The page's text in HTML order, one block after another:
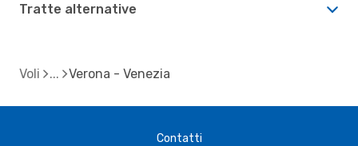
Tratte alternative
Voli Verona - Venezia
Contatti